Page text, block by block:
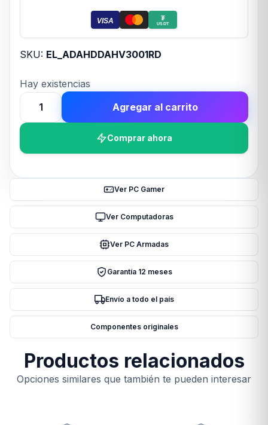
VISA ₮
USDT
SKU: EL_ADAHDDAHV3001RD
Hay existencias
Disco
Externo
Red
3.2
Agregar al carrito
Comprar ahora
Ver PC Gamer
Ver Computadoras
Ver PC Armadas
Garantía 12 meses
Envío a todo el país
Componentes originales
Productos relacionados
Opciones similares que también te pueden interesar